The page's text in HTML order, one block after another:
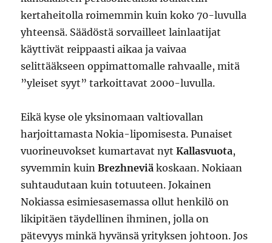
kertaheitolla roimemmin kuin koko 70-luvulla
yhteensä. Säädöstä sorvailleet lainlaatijat
käyttivät reippaasti aikaa ja vaivaa
selittääkseen oppimattomalle rahvaalle, mitä
”yleiset syyt” tarkoittavat 2000-luvulla.
Eikä kyse ole yksinomaan valtiovallan
harjoittamasta Nokia-lipomisesta. Punaiset
vuorineuvokset kumartavat nytKallasvuota,
syvemmin kuinBrezhneviä koskaan. Nokiaan
suhtaudutaan kuin totuuteen. Jokainen
Nokiassa esimiesasemassa ollut henkilö on
likipitäen täydellinen ihminen, jolla on
pätevyys minkä hyvänsä yrityksen johtoon. Jos